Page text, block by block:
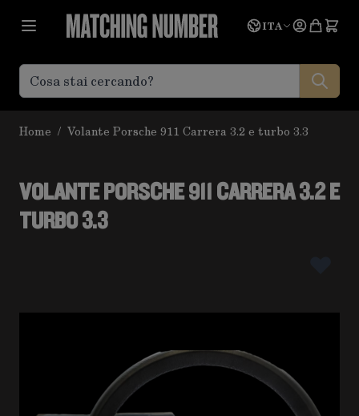
Lingua
ITA
Home / Volante Porsche 911 Carrera 3.2 e turbo 3.3
VOLANTE PORSCHE 911 CARRERA 3.2 E
TURBO 3.3